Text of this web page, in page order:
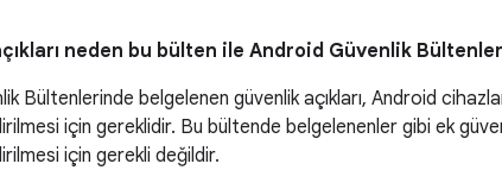
neden bu bülten ile Android Güvenlik
Bültenlerinde belgelenen güvenlik açıkları, Android
için gereklidir. Bu bültende belgelenenler gibi ek
için gerekli değildir.